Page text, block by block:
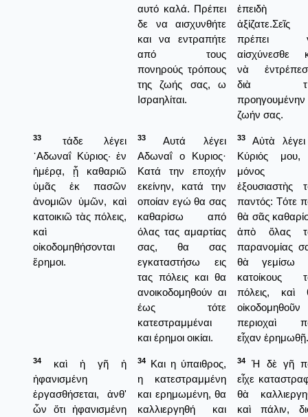
αυτό καλά. Πρέπει
δε να αισχυνθήτε
και να εντραπήτε
από τους
πονηρούς τρόπους
της ζωής σας, ω
Ισραηλίται.
ἐπειδὴ
ἀξίζατε.Σεῖς
πρέπει
αἰσχύνεσθε
νὰ
διὰ
προηγουμένην
ζωήν σας.
33
τάδε λέγει
᾿Αδωναΐ Κύριος· ἐν
ἡμέρᾳ, ᾗ καθαριῶ
ὑμᾶς ἐκ πασῶν
ἀνομιῶν ὑμῶν, καὶ
κατοικιῶ τὰς πόλεις,
καὶ
οἰκοδομηθήσονται
ἔρημοι.
33
Αυτά λέγει
Αδωναΐ ο Κυριος·
Κατά την εποχήν
εκείνην, κατά την
οποίαν εγώ θα σας
καθαρίσω από
όλας τας αμαρτίας
σας, θα σας
εγκαταστήσω εις
τας πόλεις και θα
ανοικοδομηθούν αι
έως τότε
κατεστραμμέναι
και έρημοι οικίαι.
33
Αὐτὰ
Κύριός
μόνος
ἐξουσιαστὴς
παντός: Τότε
θὰ σᾶς
ἀπὸ ὅλας
παρανομίας
θὰ γεμίσω
κατοίκους
πόλεις, καὶ
οἰκοδομηθοῦν
περιοχαὶ
εἶχαν ἐρημωθῇ.
34
καὶ ἡ γῆ ἡ
ἠφανισμένη
ἐργασθήσεται, ἀνθ'
ὧν ὅτι ἠφανισμένη
34
Και η ύπαιθρος,
η κατεστραμμένη
και ερημωμένη, θα
καλλιεργηθή και
34
Ἡ δὲ γῆ
εἶχε
θὰ
καὶ πάλιν,